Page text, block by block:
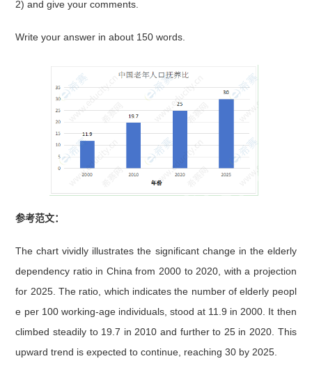
2) and give your comments.
Write your answer in about 150 words.
参考范文：
The chart vividly illustrates the significant change in the elderly
dependency ratio in China from 2000 to 2020, with a projection
for 2025. The ratio, which indicates the number of elderly peopl
e per 100 working-age individuals, stood at 11.9 in 2000. It then
climbed steadily to 19.7 in 2010 and further to 25 in 2020. This
upward trend is expected to continue, reaching 30 by 2025.